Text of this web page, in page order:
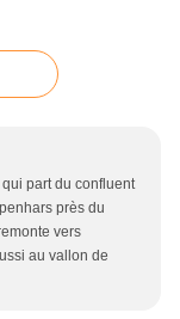
qui part du confluent
près du
vers
au vallon de